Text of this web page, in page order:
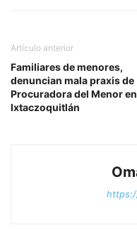
Artículo anterior
Familiares de menores,
denuncian mala praxis de
Procuradora del Menor en
Ixtaczoquitlán